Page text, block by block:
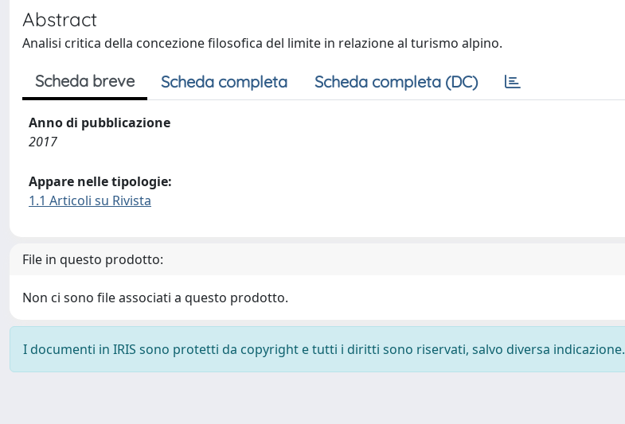
Abstract
Analisi critica della concezione filosofica del limite in relazione al turismo alpino.
Scheda breve Scheda completa Scheda completa (DC)
Anno di pubblicazione
2017
Appare nelle tipologie:
1.1 Articoli su Rivista
File in questo prodotto:
Non ci sono file associati a questo prodotto.
I documenti in IRIS sono protetti da copyright e tutti i diritti sono riservati, salvo diversa indicazione.